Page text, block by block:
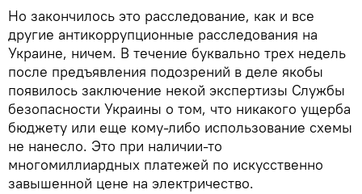
Но закончилось это расследование, как и все
другие антикоррупционные расследования на
Украине, ничем. В течение буквально трех недель
после предъявления подозрений в деле якобы
появилось заключение некой экспертизы Службы
безопасности Украины о том, что никакого ущерба
бюджету или еще кому-либо использование схемы
не нанесло. Это при наличии-то
многомиллиардных платежей по искусственно
завышенной цене на электричество.